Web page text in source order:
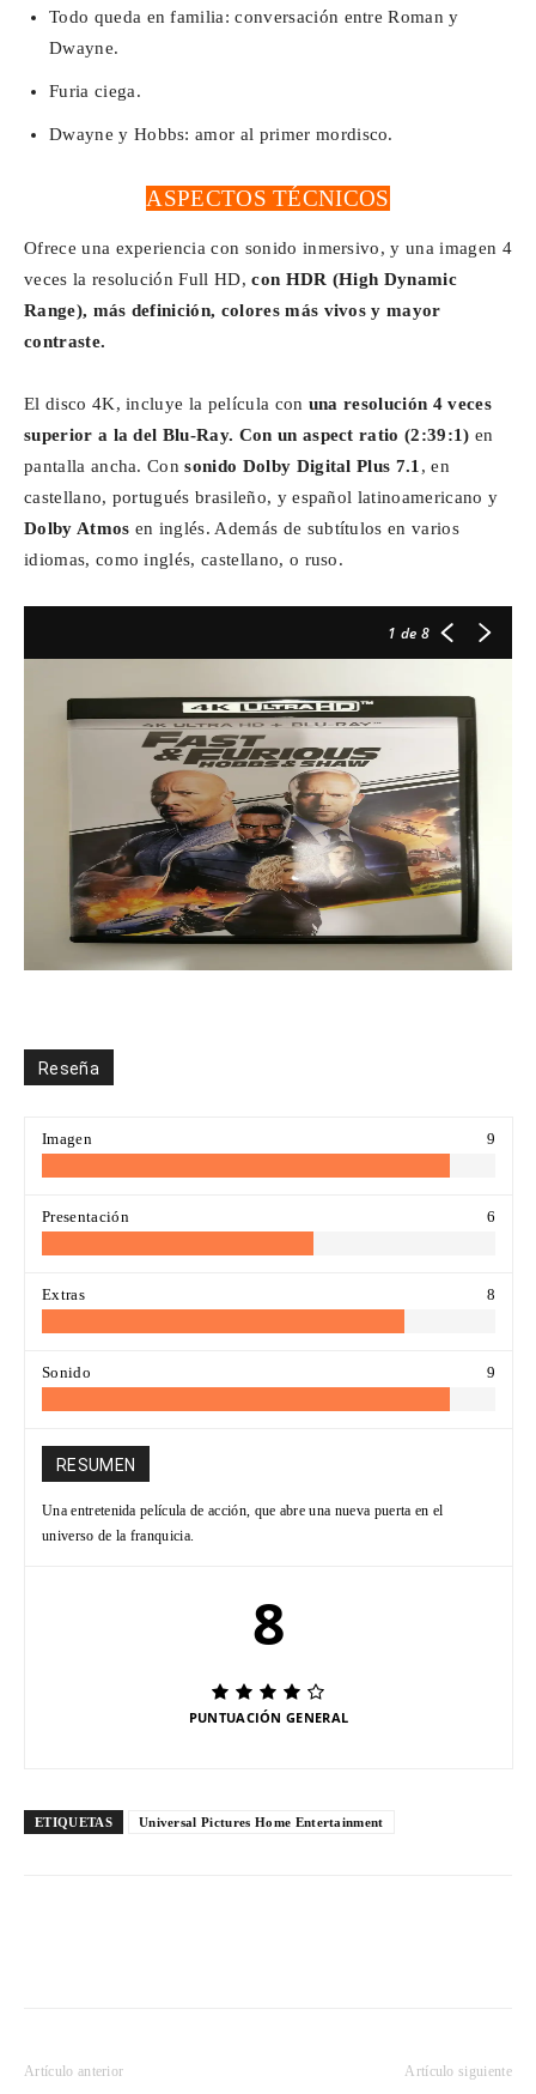
Todo queda en familia: conversación entre Roman y
Dwayne.
Furia ciega.
Dwayne y Hobbs: amor al primer mordisco.
ASPECTOS TÉCNICOS
Ofrece una experiencia con sonido inmersivo, y una imagen 4
veces la resolución Full HD,con HDR (High Dynamic
Range), más definición, colores más vivos y mayor
contraste.
El disco 4K, incluye la película con una resolución 4 veces
superior a la del Blu-Ray. Con un aspect ratio (2:39:1) en
pantalla ancha. Consonido Dolby Digital Plus 7.1, en
castellano, portugués brasileño, y español latinoamericano y
Dolby Atmos en inglés. Además de subtítulos en varios
idiomas, como inglés, castellano, o ruso.
1 de 8
Reseña
Imagen 9
Presentación 6
Extras 8
Sonido 9
RESUMEN
Una entretenida película de acción, que abre una nueva puerta en el
universo de la franquicia.
8
PUNTUACIÓN GENERAL
ETIQUETAS Universal Pictures Home Entertainment
Artículo anterior Artículo siguiente